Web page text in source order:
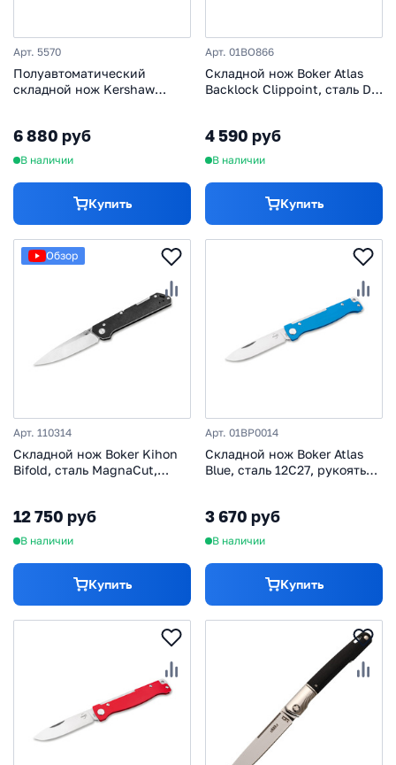
Арт. 5570
Полуавтоматический
складной нож Kershaw
6 880 руб
В наличии
Купить
Арт. 01BO866
Складной нож Boker Atlas
Backlock Clippoint, сталь D2,
4 590 руб
В наличии
Купить
Обзор
Арт. 110314
Складной нож Boker Kihon
Bifold, сталь MagnaCut,
12 750 руб
В наличии
Купить
Арт. 01BP0014
Складной нож Boker Atlas
Blue, сталь 12C27, рукоять
3 670 руб
В наличии
Купить